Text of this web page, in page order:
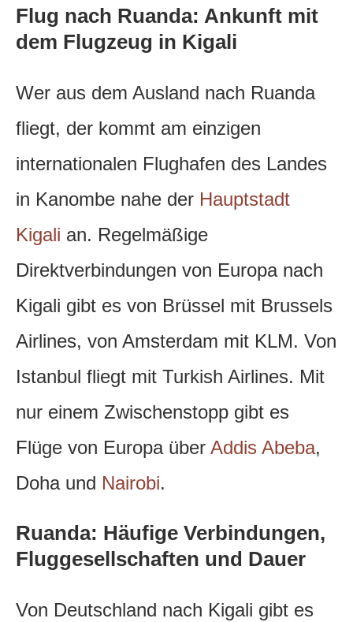
Flug nach Ruanda: Ankunft mit
dem Flugzeug in Kigali
Wer aus dem Ausland nach Ruanda
fliegt, der kommt am einzigen
internationalen Flughafen des Landes
in Kanombe nahe der Hauptstadt
Kigali an. Regelmäßige
Direktverbindungen von Europa nach
Kigali gibt es von Brüssel mit Brussels
Airlines, von Amsterdam mit KLM. Von
Istanbul fliegt mit Turkish Airlines. Mit
nur einem Zwischenstopp gibt es
Flüge von Europa über Addis Abeba,
Doha und Nairobi.
Ruanda: Häufige Verbindungen,
Fluggesellschaften und Dauer
Von Deutschland nach Kigali gibt es